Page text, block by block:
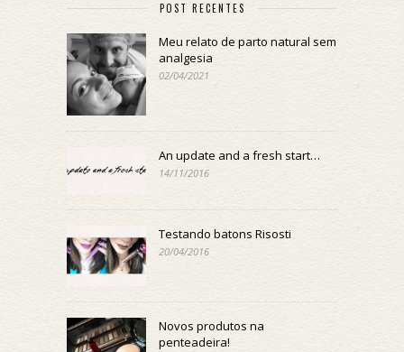
POST RECENTES
Meu relato de parto natural sem
analgesia
02/04/2021
An update and a fresh start…
14/11/2016
Testando batons Risosti
20/04/2016
Novos produtos na
penteadeira!